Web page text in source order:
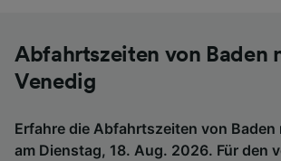
Abfahrtszeiten von Baden
Venedig
Erfahre die Abfahrtszeiten von Baden
am Dienstag, 18. Aug. 2026. Für den